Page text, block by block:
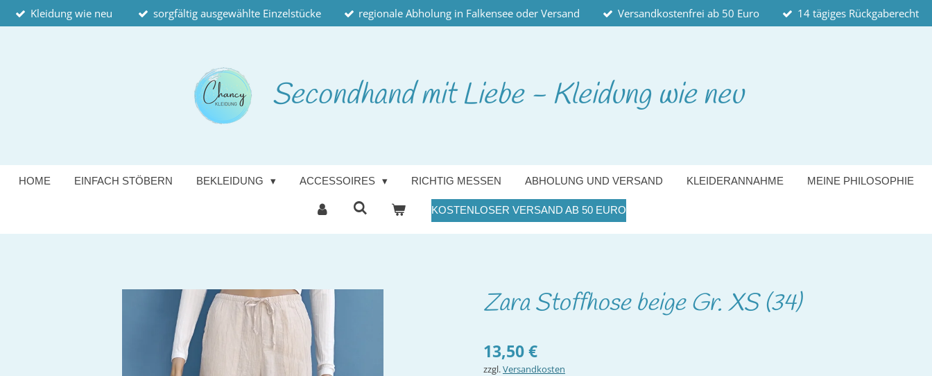
Zum
Hauptinhalt
Kleidung wie neu sorgfältig ausgewählte Einzelstücke regionale Abholung in Falkensee oder Versand Versandkostenfrei ab 50 Euro 14 tägiges Rückgaberecht
Secondhandmit Liebe - Kleidung wie neu
HOME EINFACH STÖBERN BEKLEIDUNG ACCESSOIRES RICHTIG MESSEN ABHOLUNG UND VERSAND KLEIDERANNAHME MEINE PHILOSOPHIE
KOSTENLOSER VERSAND AB 50 EURO
Zara Stoffhose beige Gr. XS (34)
13,50 €
zzgl.Versandkosten